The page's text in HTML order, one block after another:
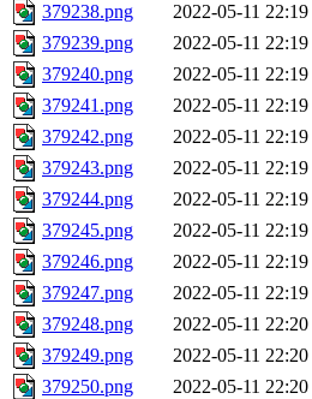
379238.png
2022-05-11 22:19
379239.png
2022-05-11 22:19
379240.png
2022-05-11 22:19
379241.png
2022-05-11 22:19
379242.png
2022-05-11 22:19
379243.png
2022-05-11 22:19
379244.png
2022-05-11 22:19
379245.png
2022-05-11 22:19
379246.png
2022-05-11 22:19
379247.png
2022-05-11 22:19
379248.png
2022-05-11 22:20
379249.png
2022-05-11 22:20
379250.png
2022-05-11 22:20